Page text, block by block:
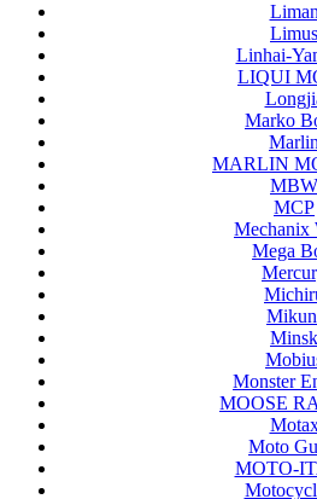
Liman
Limus
Linhai-
LIQUI
Marko
Marlin
MARLIN
MBW
MCP
Mechanix
Mega
Minsk
Monster
MOOSE
Moto
MOTO-